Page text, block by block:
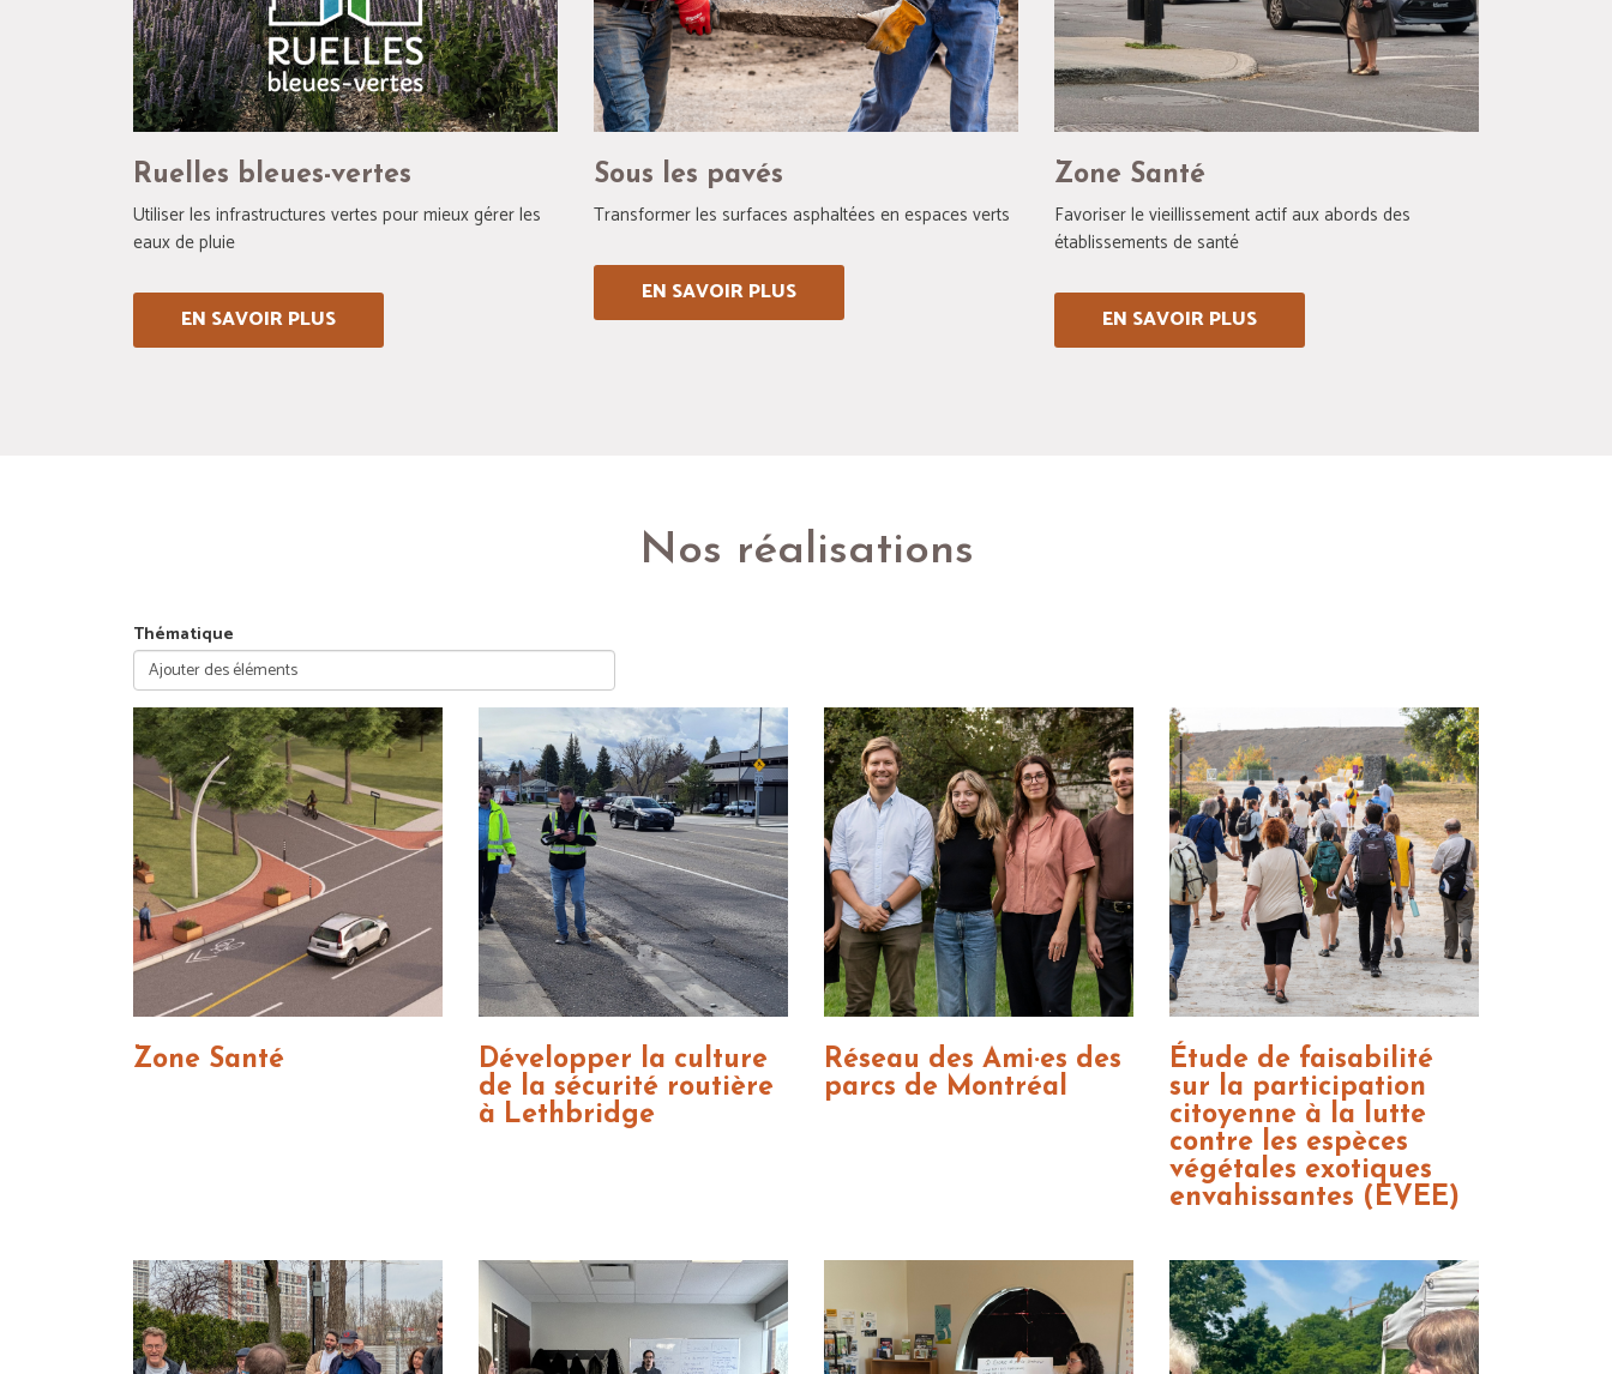
Ruelles bleues-vertes
Utiliser les infrastructures vertes pour mieux gérer les
eaux de pluie
EN SAVOIR PLUS
Sous les pavés
Transformer les surfaces asphaltées en espaces verts
EN SAVOIR PLUS
Zone Santé
Favoriser le vieillissement actif aux abords des
établissements de santé
EN SAVOIR PLUS
Nos réalisations
Zone Santé
Développer la culture
de la sécurité routière
à Lethbridge
Réseau des Ami·es des
parcs de Montréal
Étude de faisabilité
sur la participation
citoyenne à la lutte
contre les espèces
végétales exotiques
envahissantes (EVEE)